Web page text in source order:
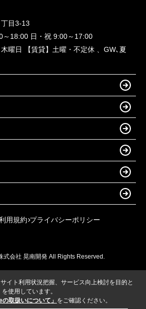
目3-13
～18:00 日・祝 9:00～17:00
木曜日 【賃貸】土曜・不定休 、GW､夏
用規約 プライバシーポリシー
式会社 晃南開発 All Rights Reserved.
イト利用状況把握、サービス向上検討を目的と
使用しています。
の取扱いについて」 をご確認ください。